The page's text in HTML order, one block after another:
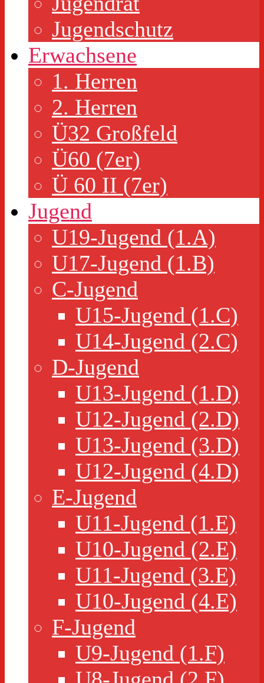
Jugendschutz
Erwachsene
1. Herren
2. Herren
Ü32 Großfeld
Ü60 (7er)
Ü 60 II (7er)
Jugend
U19-Jugend (1.A)
U17-Jugend (1.B)
C-Jugend
U15-Jugend (1.C)
U14-Jugend (2.C)
D-Jugend
U13-Jugend (1.D)
U12-Jugend (2.D)
U13-Jugend (3.D)
U12-Jugend (4.D)
E-Jugend
U11-Jugend (1.E)
U10-Jugend (2.E)
U11-Jugend (3.E)
U10-Jugend (4.E)
F-Jugend
U9-Jugend (1.F)